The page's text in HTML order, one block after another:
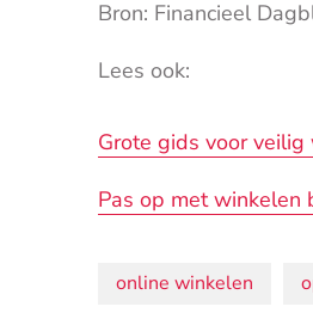
Bron: Financieel
Lees ook:
Grote gids voor
Pas op met winkelen
online winkelen